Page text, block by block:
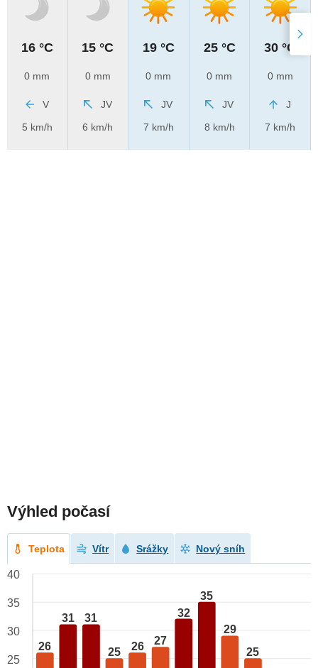
16 °C
0 mm
V
5 km/h
15 °C
0 mm
JV
6 km/h
19 °C
0 mm
JV
7 km/h
25 °C
0 mm
JV
8 km/h
30 °C
0 mm
J
7 km/h
Výhled počasí
Teplota Vítr Srážky Nový sníh
26
31 31
25 26 27
32
35
29
25
40
35
30
25